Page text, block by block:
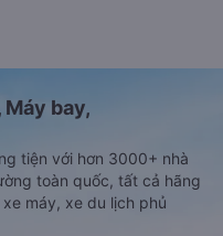
bay,
tiện với hơn 3000+ nhà
toàn quốc, tất cả hãng
máy, xe du lịch phủ